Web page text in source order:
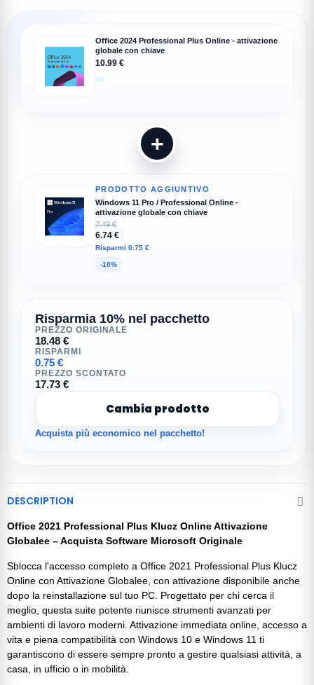
Office 2024 Professional Plus Online - attivazione
globale con chiave
10.99 €
+
PRODOTTO AGGIUNTIVO
Windows 11 Pro / Professional Online -
attivazione globale con chiave
7.49 €
6.74 €
Risparmi 0.75 €
-10%
Risparmia 10% nel pacchetto
PREZZO ORIGINALE
18.48 €
RISPARMI
0.75 €
PREZZO SCONTATO
17.73 €
Cambia prodotto
Acquista più economico nel pacchetto!
DESCRIPTION
Office 2021 Professional Plus Klucz Online Attivazione
Globalee – Acquista Software Microsoft Originale
Sblocca l'accesso completo a Office 2021 Professional Plus Klucz
Online con Attivazione Globalee, con attivazione disponibile anche
dopo la reinstallazione sul tuo PC. Progettato per chi cerca il
meglio, questa suite potente riunisce strumenti avanzati per
ambienti di lavoro moderni. Attivazione immediata online, accesso a
vita e piena compatibilità con Windows 10 e Windows 11 ti
garantiscono di essere sempre pronto a gestire qualsiasi attività, a
casa, in ufficio o in mobilità.